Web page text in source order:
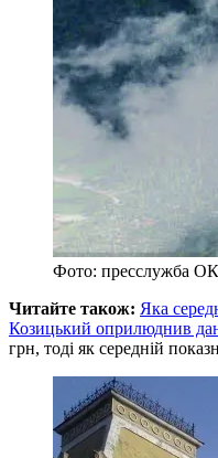
Фото: пресслужба
Читайте також: Яка
Козицький оприлюднив
грн, тоді як середній